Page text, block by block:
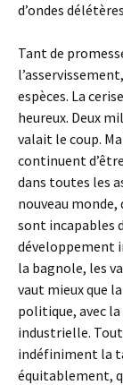
d’ondes
Tant de
espèces. La
heureux. Deux
valait le coup.
continuent
dans toutes les
nouveau monde,
sont incapables
développement
la bagnole, les
vaut mieux que
politique, avec
industrielle.
indéfiniment la
équitablement,